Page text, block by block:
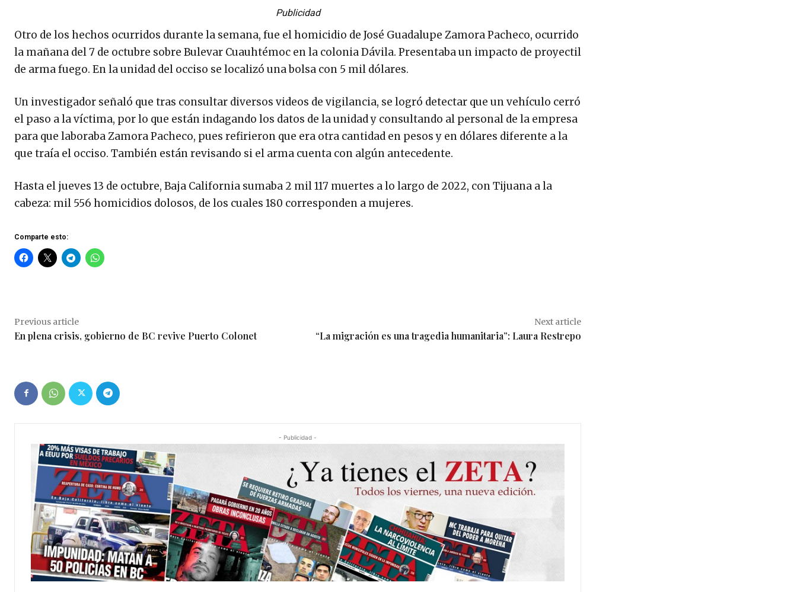
Publicidad
Otro de los hechos ocurridos durante la semana, fue el homicidio de José Guadalupe Zamora Pacheco, ocurrido
la mañana del 7 de octubre sobre Bulevar Cuauhtémoc en la colonia Dávila. Presentaba un impacto de proyectil
de arma fuego. En la unidad del occiso se localizó una bolsa con 5 mil dólares.
Un investigador señaló que tras consultar diversos videos de vigilancia, se logró detectar que un vehículo cerró
el paso a la víctima, por lo que están indagando los datos de la unidad y consultando al personal de la empresa
para que laboraba Zamora Pacheco, pues refirieron que era otra cantidad en pesos y en dólares diferente a la
que traía el occiso. También están revisando si el arma cuenta con algún antecedente.
Hasta el jueves 13 de octubre, Baja California sumaba 2 mil 117 muertes a lo largo de 2022, con Tijuana a la
cabeza: mil 556 homicidios dolosos, de los cuales 180 corresponden a mujeres.
Comparte esto:
Previous article
En plena crisis, gobierno de BC revive Puerto Colonet
Next article
“La migración es una tragedia humanitaria”: Laura Restrepo
- Publicidad -